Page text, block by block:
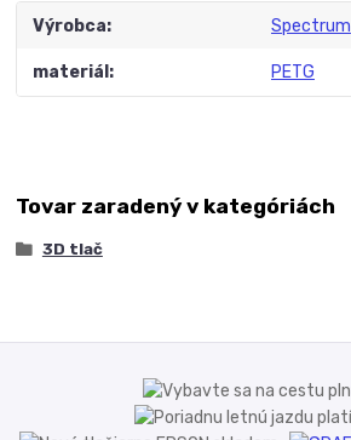
Výrobca Spectrum
materiál PETG
Tovar zaradený v kategóriách
3D tlač